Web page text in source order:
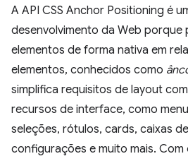
A API CSS Anchor Positioning é
desenvolvimento da Web porque
elementos de forma nativa em
elementos, conhecidos como
simplifica requisitos de layout
recursos de interface, como
seleções, rótulos, cards, caixas
configurações e muito mais.